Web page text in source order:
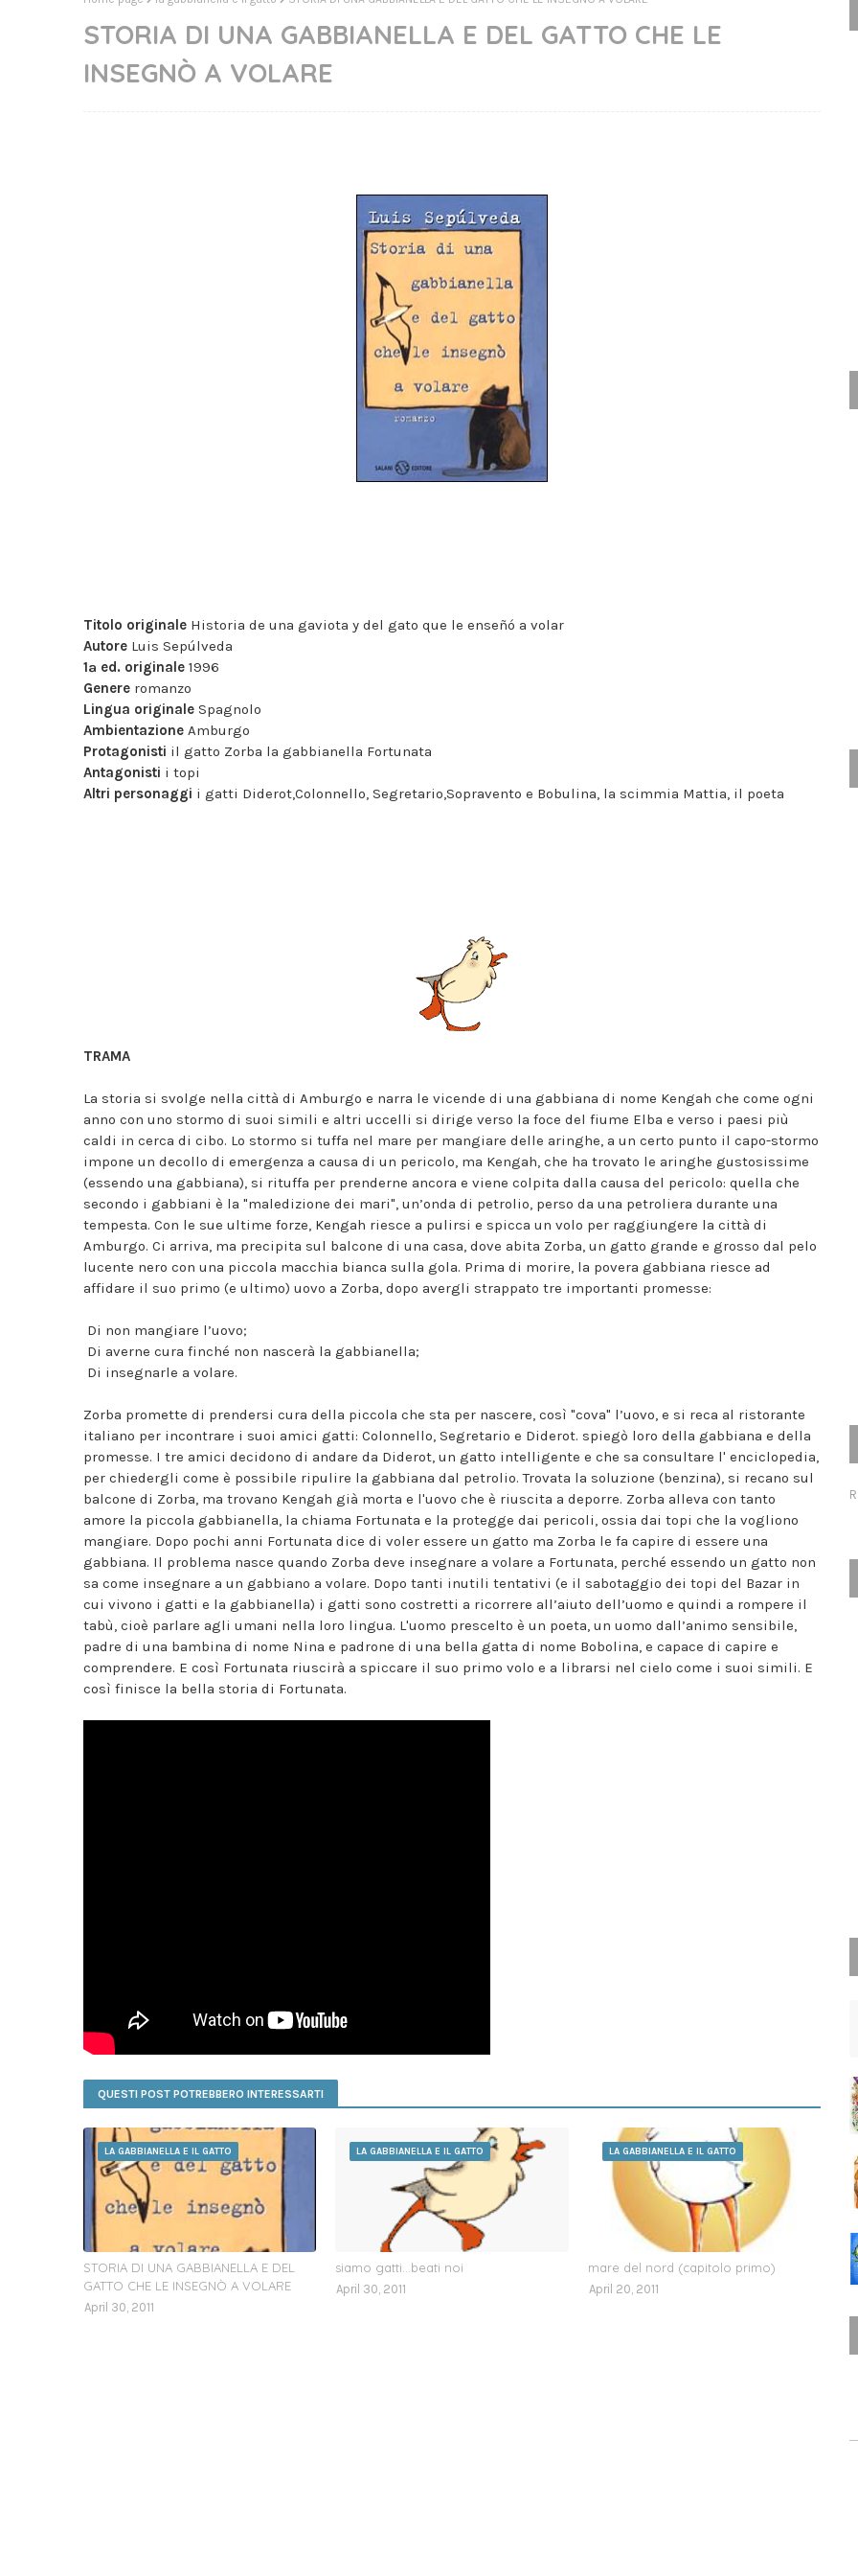
STORIA DI UNA GABBIANELLA E DEL GATTO CHE LE
INSEGNÒ A VOLARE
Titolo originale Historia de una gaviota y del gato que le enseñó a volar
Autore Luis Sepúlveda
1ª ed. originale 1996
Genere romanzo
Lingua originale Spagnolo
Ambientazione Amburgo
Protagonisti il gatto Zorba la gabbianella Fortunata
Antagonisti i topi
Altri personaggi i gatti Diderot,Colonnello, Segretario,Sopravento e Bobulina, la scimmia Mattia, il poeta
TRAMA
La storia si svolge nella città di Amburgo e narra le vicende di una gabbiana di nome Kengah che come ogni
anno con uno stormo di suoi simili e altri uccelli si dirige verso la foce del fiume Elba e verso i paesi più
caldi in cerca di cibo. Lo stormo si tuffa nel mare per mangiare delle aringhe, a un certo punto il capo-stormo
impone un decollo di emergenza a causa di un pericolo, ma Kengah, che ha trovato le aringhe gustosissime
(essendo una gabbiana), si rituffa per prenderne ancora e viene colpita dalla causa del pericolo: quella che
secondo i gabbiani è la "maledizione dei mari", un’onda di petrolio, perso da una petroliera durante una
tempesta. Con le sue ultime forze, Kengah riesce a pulirsi e spicca un volo per raggiungere la città di
Amburgo. Ci arriva, ma precipita sul balcone di una casa, dove abita Zorba, un gatto grande e grosso dal pelo
lucente nero con una piccola macchia bianca sulla gola. Prima di morire, la povera gabbiana riesce ad
affidare il suo primo (e ultimo) uovo a Zorba, dopo avergli strappato tre importanti promesse:
Di non mangiare l’uovo;
Di averne cura finché non nascerà la gabbianella;
Di insegnarle a volare.
Zorba promette di prendersi cura della piccola che sta per nascere, così "cova" l’uovo, e si reca al ristorante
italiano per incontrare i suoi amici gatti: Colonnello, Segretario e Diderot. spiegò loro della gabbiana e della
promesse. I tre amici decidono di andare da Diderot, un gatto intelligente e che sa consultare l' enciclopedia,
per chiedergli come è possibile ripulire la gabbiana dal petrolio. Trovata la soluzione (benzina), si recano sul
balcone di Zorba, ma trovano Kengah già morta e l'uovo che è riuscita a deporre. Zorba alleva con tanto
amore la piccola gabbianella, la chiama Fortunata e la protegge dai pericoli, ossia dai topi che la vogliono
mangiare. Dopo pochi anni Fortunata dice di voler essere un gatto ma Zorba le fa capire di essere una
gabbiana. Il problema nasce quando Zorba deve insegnare a volare a Fortunata, perché essendo un gatto non
sa come insegnare a un gabbiano a volare. Dopo tanti inutili tentativi (e il sabotaggio dei topi del Bazar in
cui vivono i gatti e la gabbianella) i gatti sono costretti a ricorrere all’aiuto dell’uomo e quindi a rompere il
tabù, cioè parlare agli umani nella loro lingua. L'uomo prescelto è un poeta, un uomo dall’animo sensibile,
padre di una bambina di nome Nina e padrone di una bella gatta di nome Bobolina, e capace di capire e
comprendere. E così Fortunata riuscirà a spiccare il suo primo volo e a librarsi nel cielo come i suoi simili. E
così finisce la bella storia di Fortunata.
QUESTI POST POTREBBERO INTERESSARTI
LA GABBIANELLA E IL GATTO
STORIA DI UNA GABBIANELLA E DEL
GATTO CHE LE INSEGNÒ A VOLARE
April 30, 2011
LA GABBIANELLA E IL GATTO
siamo gatti...beati noi
April 30, 2011
LA GABBIANELLA E IL GATTO
mare del nord (capitolo primo)
April 20, 2011